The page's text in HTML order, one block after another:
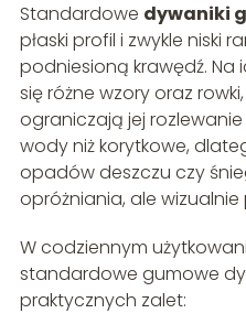
Standardowe dywaniki
płaski profil i zwykle niski
podniesioną krawędź. Na
się różne wzory oraz
ograniczają jej rozlewanie
wody niż korytkowe,
opadów deszczu czy
opróżniania, ale wizualnie
W codziennym
standardowe gumowe
praktycznych zalet: